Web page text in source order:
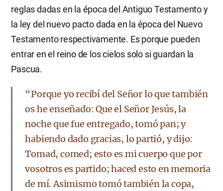
reglas dadas en la época del Antiguo Testamento y
la ley del nuevo pacto dada en la época del Nuevo
Testamento respectivamente. Es porque pueden
entrar en el reino de los cielos solo si guardan la
Pascua.
“Porque yo recibí del Señor lo que también
os he enseñado: Que el Señor Jesús, la
noche que fue entregado, tomó pan; y
habiendo dado gracias, lo partió, y dijo:
Tomad, comed; esto es mi cuerpo que por
vosotros es partido; haced esto en memoria
de mí. Asimismo tomó también la copa,